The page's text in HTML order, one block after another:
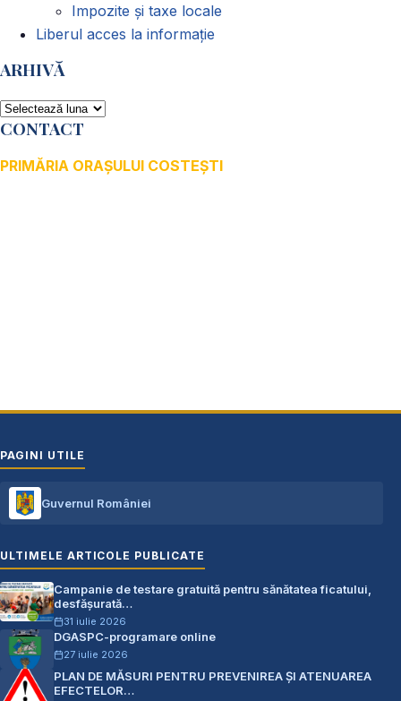
Impozite și taxe locale
Liberul acces la informație
ARHIVĂ
ARHIVĂ
CONTACT
PRIMĂRIA ORAȘULUI COSTEȘTI
PAGINI UTILE
Guvernul României
ULTIMELE ARTICOLE PUBLICATE
Campanie de testare gratuită pentru sănătatea ficatului,
desfășurată…
31 iulie 2026
DGASPC-programare online
27 iulie 2026
PLAN DE MĂSURI PENTRU PREVENIREA ŞI ATENUAREA
EFECTELOR…